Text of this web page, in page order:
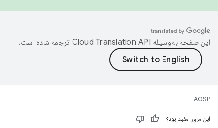
این صفحه به‌وسیله ترجمه شده است.
AOSP
این مرور مفید بود؟